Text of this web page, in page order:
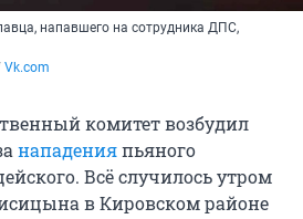
напавшего на сотрудника ДПС,
Vk.com
комитет возбудил
нападенияпьяного
Всё случилось утром
в Кировском районе